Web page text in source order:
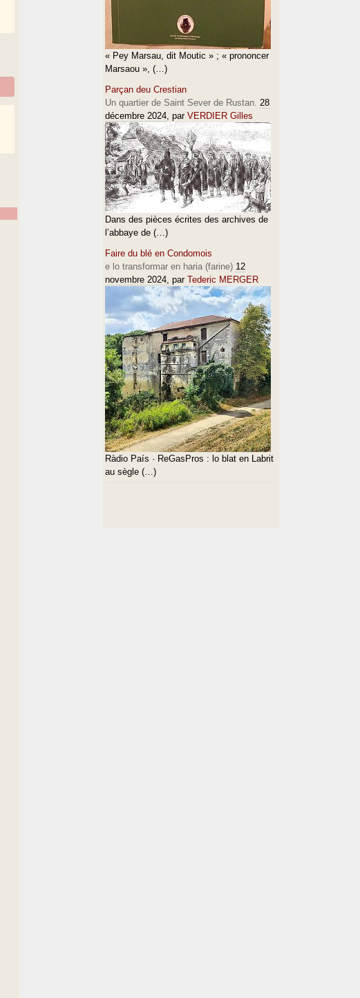
« Pey Marsau, dit Moutic » ; « prononcer
Marsaou », (…)
Parçan deu Crestian
Un quartier de Saint Sever de Rustan. 28
décembre 2024, par VERDIER Gilles
Dans des pièces écrites des archives de
l’abbaye de (…)
Faire du blé en Condomois
e lo transformar en haria (farine) 12
novembre 2024, par Tederic MERGER
Ràdio País · ReGasPros : lo blat en Labrit
au sègle (…)